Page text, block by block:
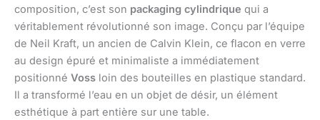
composition, c’est son packaging cylindrique qui a
véritablement révolutionné son image. Conçu par l’équipe
de Neil Kraft, un ancien de Calvin Klein, ce flacon en verre
au design épuré et minimaliste a immédiatement
positionné Voss loin des bouteilles en plastique standard.
Il a transformé l’eau en un objet de désir, un élément
esthétique à part entière sur une table.